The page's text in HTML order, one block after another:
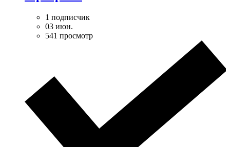
1 подписчик
03 июн.
541 просмотр